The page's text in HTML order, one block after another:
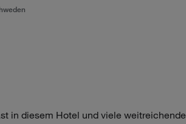
in diesem Hotel und viele